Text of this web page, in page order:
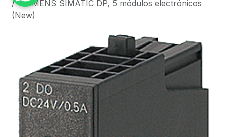
SIEMENS SIMATIC DP, 5 módulos electrónicos
(New)